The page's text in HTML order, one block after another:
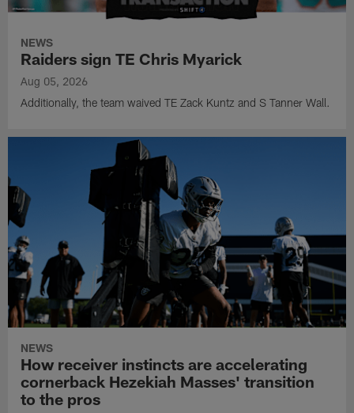
NEWS
Raiders sign TE Chris Myarick
Aug 05, 2026
Additionally, the team waived TE Zack Kuntz and S Tanner Wall.
NEWS
How receiver instincts are accelerating
cornerback Hezekiah Masses' transition
to the pros